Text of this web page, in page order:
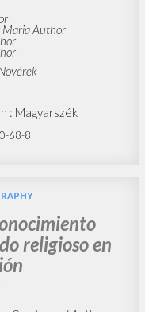
Maria Author
: Magyarszék
68-8
religioso en